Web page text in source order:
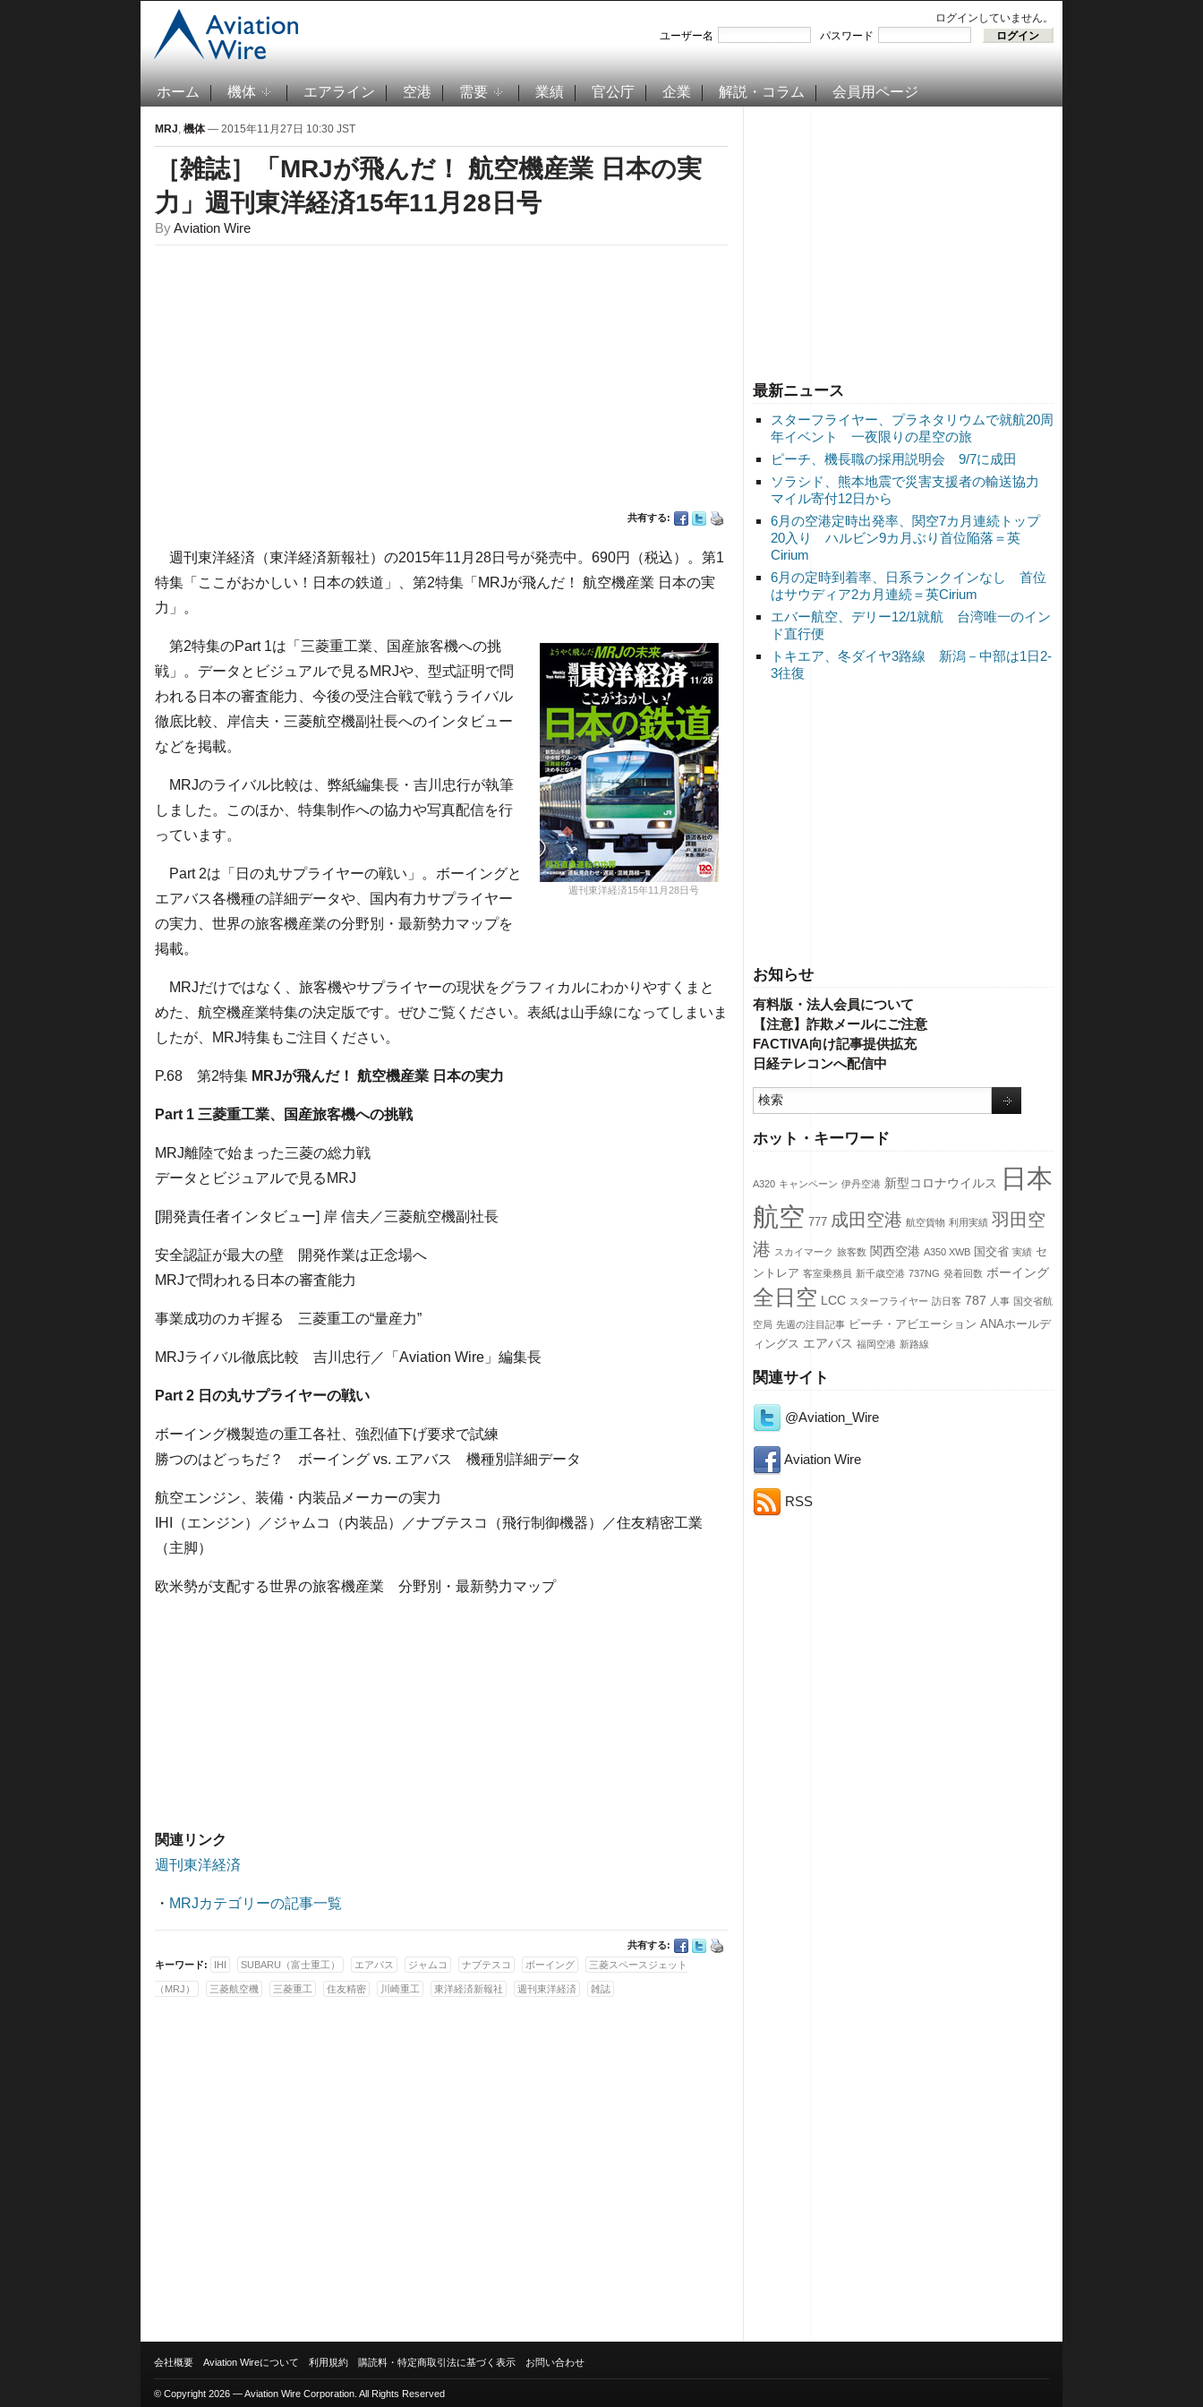
ログインしていません。
ユーザー名
パスワード
ホーム 機体 エアライン 空港 需要 業績 官公庁 企業 解説・コラム 会員用ページ
最新ニュース
スターフライヤー、プラネタリウムで就航20周
年イベント 一夜限りの星空の旅
ピーチ、機長職の採用説明会 9/7に成田
ソラシド、熊本地震で災害支援者の輸送協力
マイル寄付12日から
6月の空港定時出発率、関空7カ月連続トップ
20入り ハルビン9カ月ぶり首位陥落＝英
Cirium
6月の定時到着率、日系ランクインなし 首位
はサウディア2カ月連続＝英Cirium
エバー航空、デリー12/1就航 台湾唯一のイン
ド直行便
トキエア、冬ダイヤ3路線 新潟－中部は1日2-
3往復
お知らせ
有料版・法人会員について
【注意】詐欺メールにご注意
FACTIVA向け記事提供拡充
日経テレコンへ配信中
ホット・キーワード
A320 キャンペーン 伊丹空港 新型コロナウイルス
日本
航空 777 成田空港 航空貨物 利用実績 羽田空
港 スカイマーク 旅客数 関西空港 A350 XWB 国交省 実績 セ
ントレア 客室乗務員 新千歳空港 737NG 発着回数 ボーイング
全日空 LCC スターフライヤー 訪日客 787 人事 国交省航
空局 先週の注目記事 ピーチ・アビエーション ANAホールデ
ィングス エアバス 福岡空港 新路線
関連サイト
@Aviation_Wire
Aviation Wire
RSS
MRJ, 機体— 2015年11月27日 10:30 JST
［雑誌］「MRJが飛んだ！ 航空機産業 日本の実
力」週刊東洋経済15年11月28日号
ByAviation Wire
共有する:
週刊東洋経済（東洋経済新報社）の2015年11月28日号が発売中。690円（税込）。第1
特集「ここがおかしい！日本の鉄道」、第2特集「MRJが飛んだ！ 航空機産業 日本の実
力」。
週刊東洋経済15年11月28日号
第2特集のPart 1は「三菱重工業、国産旅客機への挑
戦」。データとビジュアルで見るMRJや、型式証明で問
われる日本の審査能力、今後の受注合戦で戦うライバル
徹底比較、岸信夫・三菱航空機副社長へのインタビュー
などを掲載。
MRJのライバル比較は、弊紙編集長・吉川忠行が執筆
しました。このほか、特集制作への協力や写真配信を行
っています。
Part 2は「日の丸サプライヤーの戦い」。ボーイングと
エアバス各機種の詳細データや、国内有力サプライヤー
の実力、世界の旅客機産業の分野別・最新勢力マップを
掲載。
MRJだけではなく、旅客機やサプライヤーの現状をグラフィカルにわかりやすくまと
めた、航空機産業特集の決定版です。ぜひご覧ください。表紙は山手線になってしまいま
したが、MRJ特集もご注目ください。
P.68 第2特集 MRJが飛んだ！ 航空機産業 日本の実力
Part 1 三菱重工業、国産旅客機への挑戦
MRJ離陸で始まった三菱の総力戦
データとビジュアルで見るMRJ
[開発責任者インタビュー] 岸 信夫／三菱航空機副社長
安全認証が最大の壁 開発作業は正念場へ
MRJで問われる日本の審査能力
事業成功のカギ握る 三菱重工の“量産力”
MRJライバル徹底比較 吉川忠行／「Aviation Wire」編集長
Part 2 日の丸サプライヤーの戦い
ボーイング機製造の重工各社、強烈値下げ要求で試練
勝つのはどっちだ？ ボーイング vs. エアバス 機種別詳細データ
航空エンジン、装備・内装品メーカーの実力
IHI（エンジン）／ジャムコ（内装品）／ナブテスコ（飛行制御機器）／住友精密工業
（主脚）
欧米勢が支配する世界の旅客機産業 分野別・最新勢力マップ
関連リンク
週刊東洋経済
・ MRJカテゴリーの記事一覧
共有する:
キーワード:
IHI SUBARU（富士重工） エアバス ジャムコ ナブテスコ ボーイング 三菱スペースジェット
（MRJ） 三菱航空機 三菱重工 住友精密 川崎重工 東洋経済新報社 週刊東洋経済 雑誌
会社概要 Aviation Wireについて 利用規約 購読料・特定商取引法に基づく表示 お問い合わせ
© Copyright 2026 — Aviation Wire Corporation. All Rights Reserved